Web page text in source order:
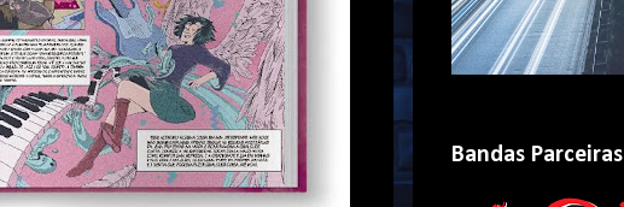
Bandas Parceiras